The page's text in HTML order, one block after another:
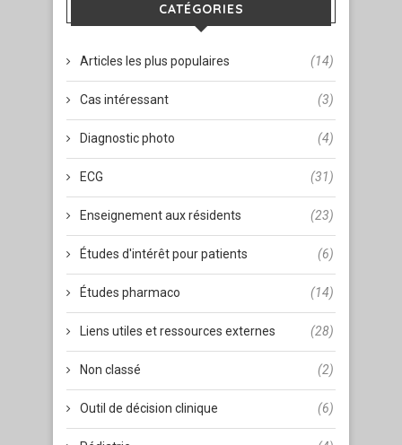
CATÉGORIES
Articles les plus populaires (14)
Cas intéressant (3)
Diagnostic photo (4)
ECG (31)
Enseignement aux résidents (23)
Études d'intérêt pour patients (6)
Études pharmaco (14)
Liens utiles et ressources externes (28)
Non classé (2)
Outil de décision clinique (6)